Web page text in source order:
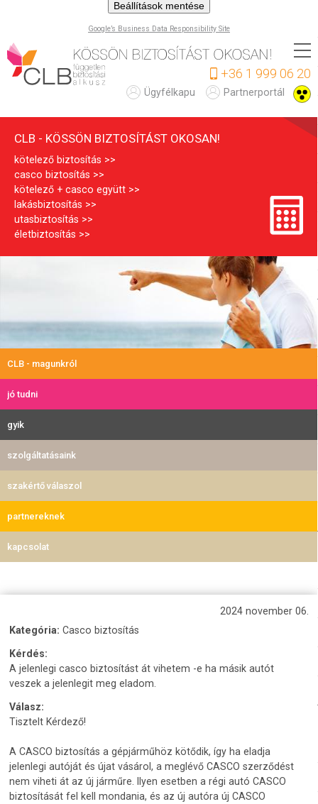
Beállítások mentése
Google’s Business Data Responsibility Site
Ugrás
a
tartalomra
L
B
+36 1 999 06 20
Partnerportál
Ügyfélkapu
CLB - KÖSSÖN BIZTOSÍTÁST OKOSAN!
kötelező biztosítás
casco biztosítás
kötelező + casco együtt
lakásbiztosítás
utasbiztosítás
életbiztosítás
CLB - magunkról
jó tudni
gyik
szolgáltatásaink
szakértő válaszol
partnereknek
kapcsolat
2024 november 06.
Kategória:Casco biztosítás
Kérdés:
A jelenlegi casco biztosítást át vihetem -e ha másik autót
veszek a jelenlegit meg eladom.
Válasz:
Tisztelt Kérdező!
A CASCO biztosítás a gépjárműhöz kötődik, így ha eladja
jelenlegi autóját és újat vásárol, a meglévő CASCO szerződést
nem viheti át az új járműre. Ilyen esetben a régi autó CASCO
biztosítását fel kell mondania, és az új autóra új CASCO